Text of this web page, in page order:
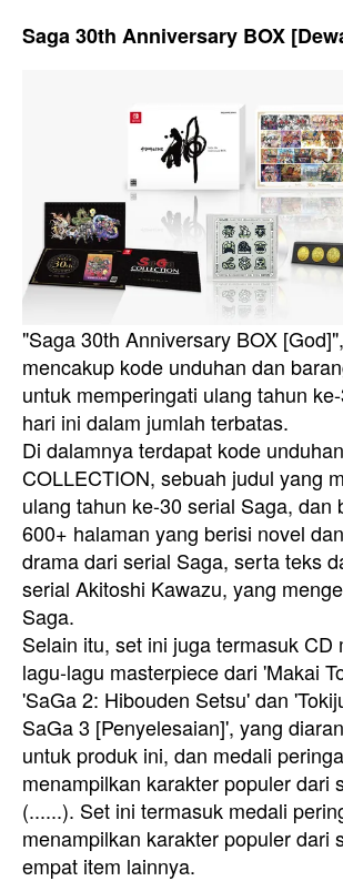
Saga 30th Anniversary BOX
"Saga 30th Anniversary BOX
mencakup kode unduhan dan
untuk memperingati ulang tahun
hari ini dalam jumlah terbatas.
Di dalamnya terdapat kode
COLLECTION, sebuah judul yang
ulang tahun ke-30 serial Saga, dan
600+ halaman yang berisi novel
drama dari serial Saga, serta teks
serial Akitoshi Kawazu, yang
Saga.
Selain itu, set ini juga termasuk CD
lagu-lagu masterpiece dari 'Makai
'SaGa 2: Hibouden Setsu' dan
SaGa 3 [Penyelesaian]', yang
untuk produk ini, dan medali
menampilkan karakter populer dari
(......). Set ini termasuk medali
menampilkan karakter populer dari
empat item lainnya.